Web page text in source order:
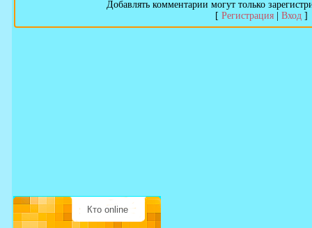
Добавлять комментарии могут только
[ Регистрация| Вход]
Кто online